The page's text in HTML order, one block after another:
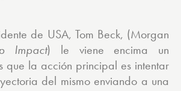
de USA, Tom Beck, (Morgan
Impact) le viene encima un
que la acción principal es intentar
del mismo enviando a una